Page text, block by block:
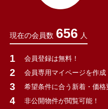
現在の会員数 656 人
会員登録は無料！
会員専用マイページを作成
希望条件に合う新着・価
非公開物件が閲覧可能！